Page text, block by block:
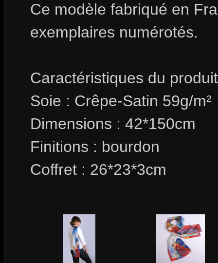
Ce modèle fabriqué en
exemplaires numérotés.
Caractéristiques du
Soie : Crêpe-Satin 59g/m²
Dimensions : 42*150cm
Finitions : bourdon
Coffret : 26*23*3cm